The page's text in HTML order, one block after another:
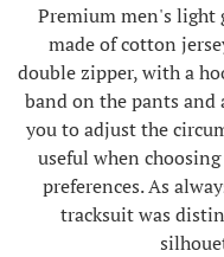
Premium men's light
made of cotton
double zipper, with a
band on the pants
you to adjust the
useful when
preferences. As
tracksuit was